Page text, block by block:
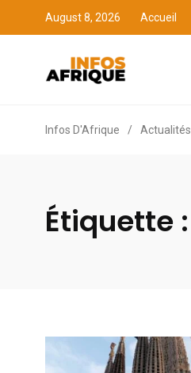
August 8, 2026 Accueil
Infos D'Afrique / Actualités
Étiquette :